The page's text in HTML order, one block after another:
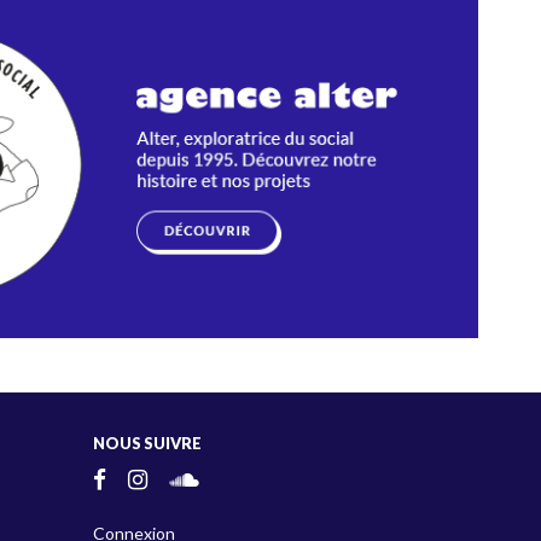
NOUS SUIVRE
Connexion